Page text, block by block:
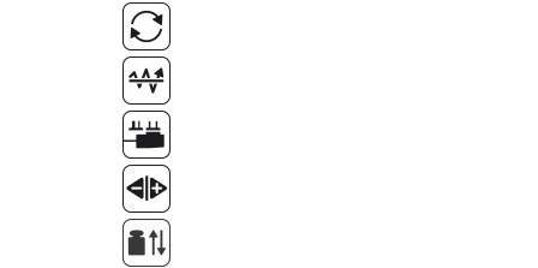
Set verificare minimal
Cutii pentru clean room
Cutii din POM
Seturi de greutati